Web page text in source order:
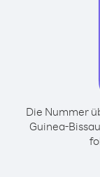
Die Nummer
Guinea-